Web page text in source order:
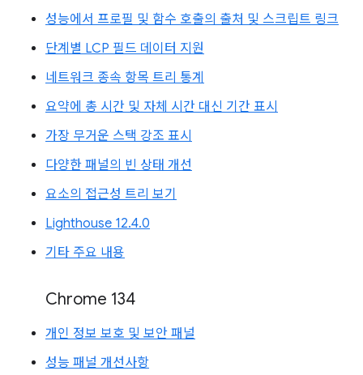
성능에서 프로필 및 함수 호출의 출처 및 스크립트 링크
단계별 LCP 필드 데이터 지원
네트워크 종속 항목 트리 통계
요약에 총 시간 및 자체 시간 대신 기간 표시
가장 무거운 스택 강조 표시
다양한 패널의 빈 상태 개선
요소의 접근성 트리 보기
Lighthouse 12.4.0
기타 주요 내용
Chrome 134
개인 정보 보호 및 보안 패널
성능 패널 개선사항